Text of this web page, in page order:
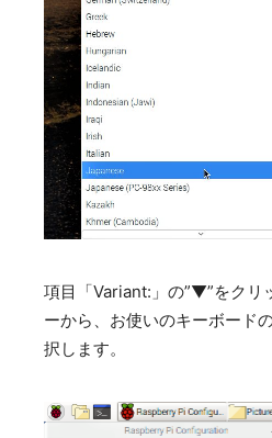
項目「Variant:」の”▼”をクリ
ーから、お使いのキーボード
択します。